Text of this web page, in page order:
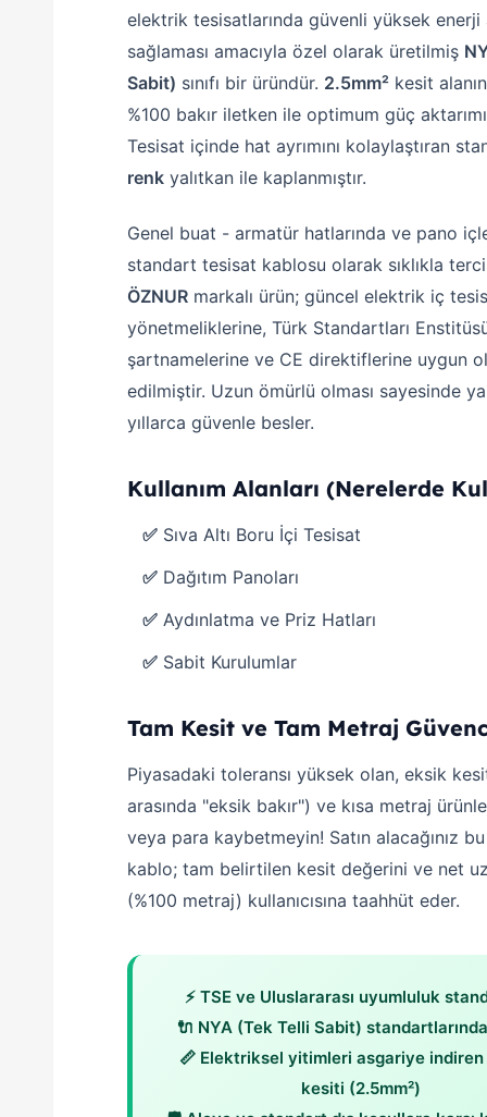
elektrik tesisatlarında güvenli yüksek enerji
sağlaması amacıyla özel olarak üretilmiş
Sabit) sınıfı bir üründür. 2.5mm² kesit
%100 bakır iletken ile optimum güç
Tesisat içinde hat ayrımını kolaylaştıran
renk yalıtkan ile kaplanmıştır.
Genel buat - armatür hatlarında ve pano
standart tesisat kablosu olarak sıklıkla
ÖZNUR markalı ürün; güncel elektrik iç
yönetmeliklerine, Türk Standartları
şartnamelerine ve CE direktiflerine uygun
edilmiştir. Uzun ömürlü olması sayesinde
yıllarca güvenle besler.
Kullanım Alanları (Nerelerde
✅ Sıva Altı Boru İçi Tesisat
✅ Dağıtım Panoları
✅ Aydınlatma ve Priz Hatları
✅ Sabit Kurulumlar
Tam Kesit ve Tam Metraj
Piyasadaki toleransı yüksek olan, eksik
arasında "eksik bakır") ve kısa metraj
veya para kaybetmeyin! Satın alacağınız
kablo; tam belirtilen kesit değerini ve net
(%100 metraj) kullanıcısına taahhüt eder.
⚡ TSE ve Uluslararası uyumluluk
🔌 NYA (Tek Telli Sabit)
📏 Elektriksel yitimleri asgariye
kesiti (2.5mm²)